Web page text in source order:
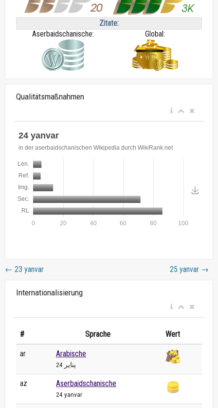
Zitate:
Aserbaidschanische:
Global:
Qualitätsmaßnahmen
← 23 yanvar 25 yanvar →
Internationalisierung
# Sprache Wert
ar Arabische
24 يناير
az Aserbaidschanische
24 yanvar